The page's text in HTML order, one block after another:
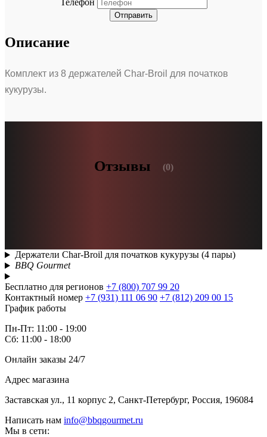
Отправить
Описание
Комплект из 8 держателей Char-Broil для початков
кукурузы.
Отзывы (0)
Держатели Char-Broil для початков кукурузы (4 пары)
BBQ Gourmet
Бесплатно для регионов +7 (800) 707 99 20
Контактный номер +7 (931) 111 06 90 +7 (812) 209 00 15
График работы
Пн-Пт: 11:00 - 19:00
Сб: 11:00 - 18:00
Онлайн заказы 24/7
Адрес магазина
Заставская ул., 11 корпус 2, Санкт-Петербург, Россия, 196084
Написать нам info@bbqgourmet.ru
Мы в сети: